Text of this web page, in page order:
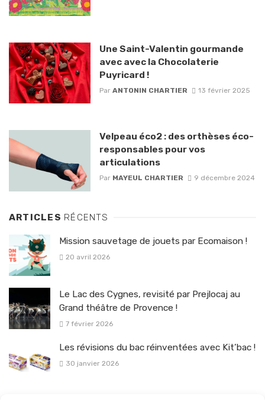
Une Saint-Valentin gourmande
avec avec la Chocolaterie
Puyricard !
Par ANTONIN CHARTIER 13 février 2025
Velpeau éco2 : des orthèses éco-
responsables pour vos
articulations
Par MAYEUL CHARTIER 9 décembre 2024
ARTICLES RÉCENTS
Mission sauvetage de jouets par Ecomaison !
20 avril 2026
Le Lac des Cygnes, revisité par Prejlocaj au
Grand théâtre de Provence !
7 février 2026
Les révisions du bac réinventées avec Kit’bac !
30 janvier 2026